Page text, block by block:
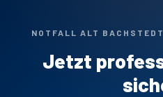
NOTFALL ALT
Jetzt